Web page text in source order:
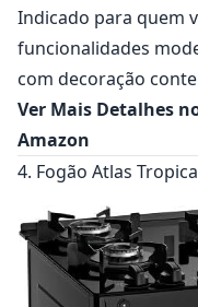
Indicado para quem
funcionalidades
com decoração
Ver Mais Detalhes
Amazon
4. Fogão Atlas